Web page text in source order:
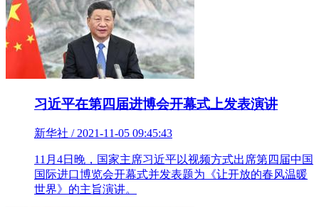
习近平在第四届进博会开幕式上发表演讲
新华社 / 2021-11-05 09:45:43
11月4日晚，国家主席习近平以视频方式出席第四届中国
国际进口博览会开幕式并发表题为《让开放的春风温暖
世界》的主旨演讲。